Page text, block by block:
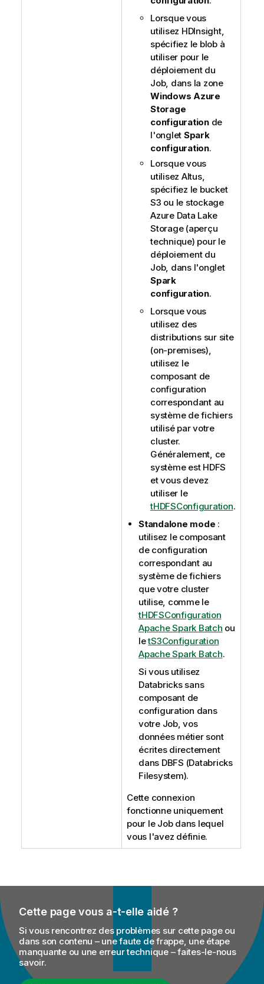
Lorsque vous
utilisez HDInsight,
spécifiez le blob à
utiliser pour le
déploiement du
Job, dans la zone
Windows Azure
Storage
configurationde
l'onglet Spark
configuration.
Lorsque vous
utilisez Altus,
spécifiez le bucket
S3 ou le stockage
Azure Data Lake
Storage (aperçu
technique) pour le
déploiement du
Job, dans l'onglet
Spark
configuration.
Lorsque vous
utilisez des
distributions sur site
(on-premises),
utilisez le
composant de
configuration
correspondant au
système de fichiers
utilisé par votre
cluster.
Généralement, ce
système est HDFS
et vous devez
utiliser le
tHDFSConfiguration.
Standalone mode :
utilisez le composant
de configuration
correspondant au
système de fichiers
que votre cluster
utilise, comme le
tHDFSConfiguration
Apache Spark Batch ou
letS3Configuration
Apache Spark Batch.
Si vous utilisez
Databricks sans
composant de
configuration dans
votre Job, vos
données métier sont
écrites directement
dans DBFS (Databricks
Filesystem).
Cette connexion
fonctionne uniquement
pour le Job dans lequel
vous l'avez définie.
Cette page vous a-t-elle aidé ?
Si vous rencontrez des problèmes sur cette page ou
dans son contenu – une faute de frappe, une étape
manquante ou une erreur technique – faites-le-nous
savoir.